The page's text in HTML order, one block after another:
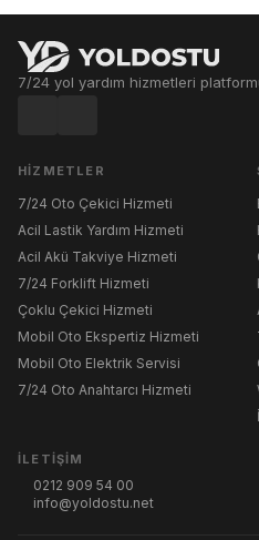
7/24 yol yardım hizmetleri
HIZMETLER
7/24 Oto Çekici Hizmeti
Acil Lastik Yardım Hizmeti
Acil Akü Takviye Hizmeti
7/24 Forklift Hizmeti
Çoklu Çekici Hizmeti
Mobil Oto Ekspertiz Hizmeti
Mobil Oto Elektrik Servisi
7/24 Oto Anahtarcı Hizmeti
İLETIŞIM
0212 909 54 00
info@yoldostu.net